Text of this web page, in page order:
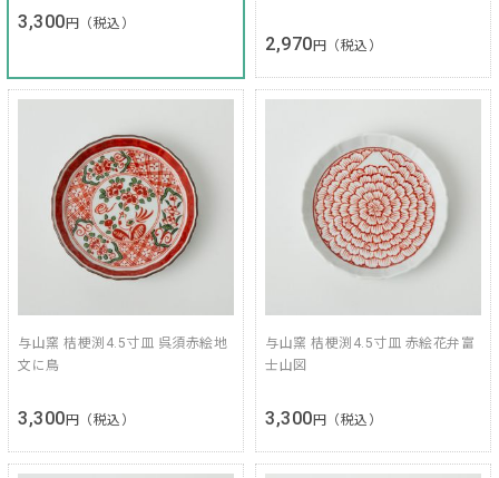
3,300円（税込）
2,970円（税込）
与山窯 桔梗渕4.5寸皿 呉須赤絵地
文に鳥
3,300円（税込）
与山窯 桔梗渕4.5寸皿 赤絵花弁富
士山図
3,300円（税込）